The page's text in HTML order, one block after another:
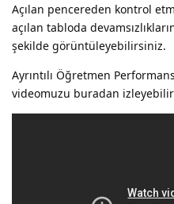
Açılan pencereden kontrol
açılan tabloda
şekilde görüntüleyebilirsiniz.
Ayrıntılı Öğretmen
videomuzu buradan